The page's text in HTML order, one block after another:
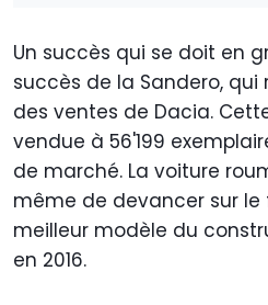
Un succès qui se doit en
succès de la Sandero,
des ventes de Dacia.
vendue à 56'199
de marché. La voiture
même de devancer sur le
meilleur modèle du
en 2016.